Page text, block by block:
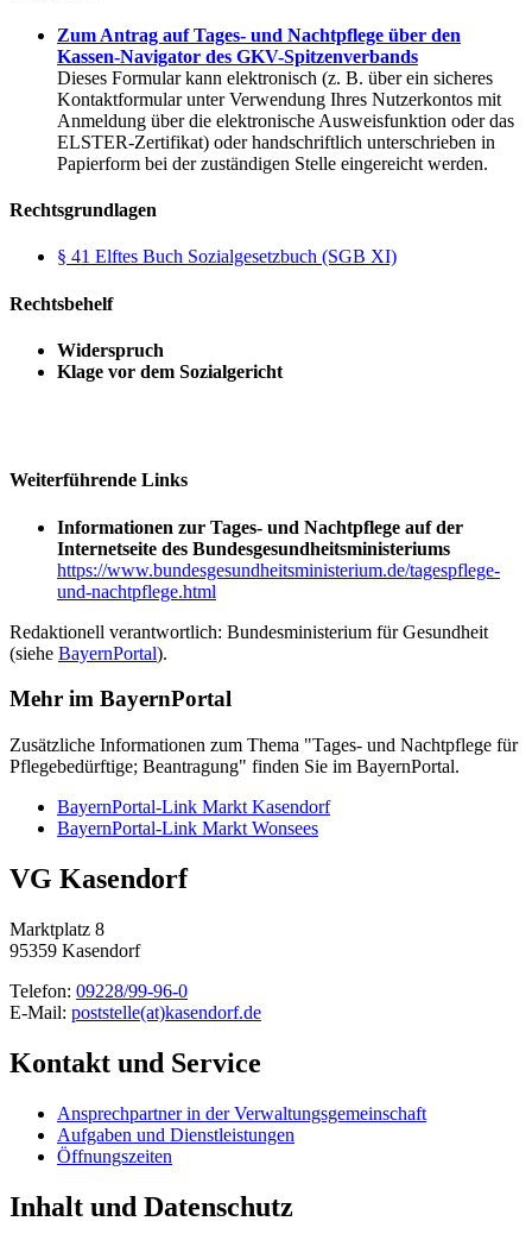
Zum Antrag auf Tages- und Nachtpflege über den
Kassen-Navigator des GKV-Spitzenverbands
Dieses Formular kann elektronisch (z. B. über ein sicheres
Kontaktformular unter Verwendung Ihres Nutzerkontos mit
Anmeldung über die elektronische Ausweisfunktion oder das
ELSTER-Zertifikat) oder handschriftlich unterschrieben in
Papierform bei der zuständigen Stelle eingereicht werden.
Rechtsgrundlagen
§ 41 Elftes Buch Sozialgesetzbuch (SGB XI)
Rechtsbehelf
Widerspruch
Klage vor dem Sozialgericht
Weiterführende Links
Informationen zur Tages- und Nachtpflege auf der
Internetseite des Bundesgesundheitsministeriums
https://www.bundesgesundheitsministerium.de/tagespflege-
und-nachtpflege.html
Redaktionell verantwortlich: Bundesministerium für Gesundheit
(siehe BayernPortal).
Mehr im BayernPortal
Zusätzliche Informationen zum Thema "Tages- und Nachtpflege für
Pflegebedürftige; Beantragung" finden Sie im BayernPortal.
BayernPortal-Link Markt Kasendorf
BayernPortal-Link Markt Wonsees
VG Kasendorf
Marktplatz 8
95359 Kasendorf
Telefon: 09228/99-96-0
E-Mail: poststelle(at)kasendorf.de
Kontakt und Service
Ansprechpartner in der Verwaltungsgemeinschaft
Aufgaben und Dienstleistungen
Öffnungszeiten
Inhalt und Datenschutz